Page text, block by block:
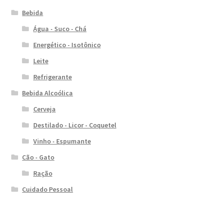
Bebida
Água - Suco - Chá
Energético - Isotônico
Leite
Refrigerante
Bebida Alcoólica
Cerveja
Destilado - Licor - Coquetel
Vinho - Espumante
Cão - Gato
Ração
Cuidado Pessoal